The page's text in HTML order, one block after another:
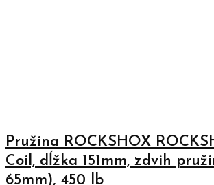
Pružina ROCKSHOX
Coil, dĺžka 151mm, zdvih
65mm), 450 lb